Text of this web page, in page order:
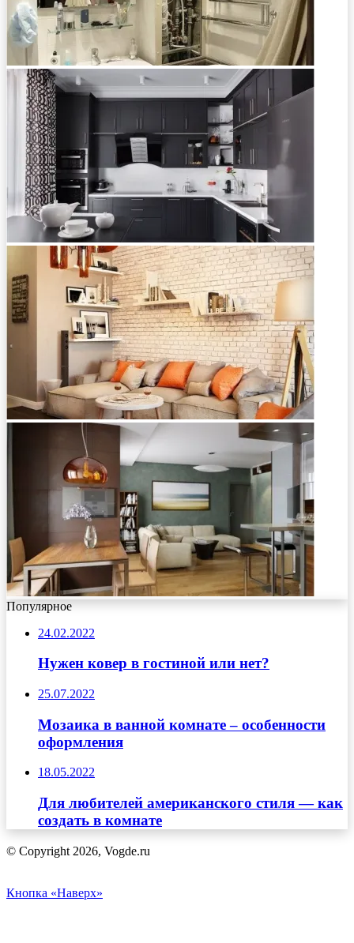
Популярное
24.02.2022
Нужен ковер в гостиной или нет?
25.07.2022
Мозаика в ванной комнате – особенности
оформления
18.05.2022
Для любителей американского стиля — как
создать в комнате
© Copyright 2026, Vogde.ru
Кнопка «Наверх»